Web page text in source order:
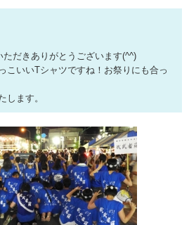
だきありがとうございます(^^)
こいいTシャツですね！お祭りにも合っ
します。